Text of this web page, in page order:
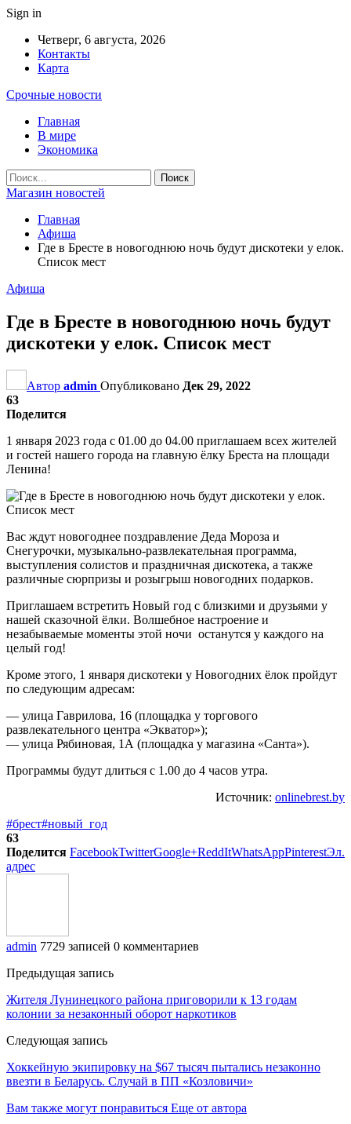
Sign in
Четверг, 6 августа, 2026
Контакты
Карта
Срочные новости
Главная
В мире
Экономика
Магазин новостей
Главная
Афиша
Где в Бресте в новогоднюю ночь будут дискотеки у елок.
Список мест
Афиша
Где в Бресте в новогоднюю ночь будут
дискотеки у елок. Список мест
Автор admin Опубликовано Дек 29, 2022
63
Поделится
1 января 2023 года с 01.00 до 04.00 приглашаем всех жителей
и гостей нашего города на главную ёлку Бреста на площади
Ленина!
Вас ждут новогоднее поздравление Деда Мороза и
Снегурочки, музыкально-развлекательная программа,
выступления солистов и праздничная дискотека, а также
различные сюрпризы и розыгрыш новогодних подарков.
Приглашаем встретить Новый год с близкими и друзьями у
нашей сказочной ёлки. Волшебное настроение и
незабываемые моменты этой ночи останутся у каждого на
целый год!
Кроме этого, 1 января дискотеки у Новогодних ёлок пройдут
по следующим адресам:
— улица Гаврилова, 16 (площадка у торгового
развлекательного центра «Экватор»);
— улица Рябиновая, 1А (площадка у магазина «Санта»).
Программы будут длиться с 1.00 до 4 часов утра.
Источник: onlinebrest.by
#брест#новый_год
63
Поделится FacebookTwitterGoogle+ReddItWhatsAppPinterestЭл.
адрес
admin 7729 записей 0 комментариев
Предыдущая запись
Жителя Лунинецкого района приговорили к 13 годам
колонии за незаконный оборот наркотиков
Следующая запись
Хоккейную экипировку на $67 тысяч пытались незаконно
ввезти в Беларусь. Случай в ПП «Козловичи»
Вам также могут понравиться Еще от автора